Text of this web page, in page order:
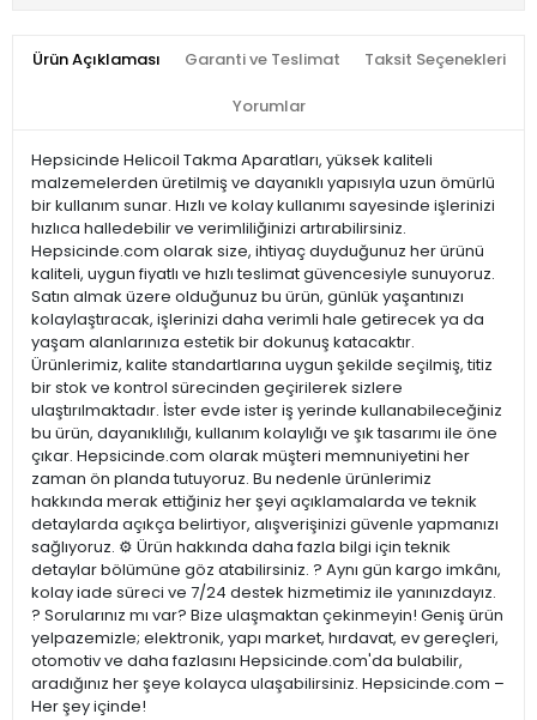
Ürün Açıklaması Garanti ve Teslimat Taksit Seçenekleri
Yorumlar
Hepsicinde Helicoil Takma Aparatları, yüksek kaliteli
malzemelerden üretilmiş ve dayanıklı yapısıyla uzun ömürlü
bir kullanım sunar. Hızlı ve kolay kullanımı sayesinde işlerinizi
hızlıca halledebilir ve verimliliğinizi artırabilirsiniz.
Hepsicinde.com olarak size, ihtiyaç duyduğunuz her ürünü
kaliteli, uygun fiyatlı ve hızlı teslimat güvencesiyle sunuyoruz.
Satın almak üzere olduğunuz bu ürün, günlük yaşantınızı
kolaylaştıracak, işlerinizi daha verimli hale getirecek ya da
yaşam alanlarınıza estetik bir dokunuş katacaktır.
Ürünlerimiz, kalite standartlarına uygun şekilde seçilmiş, titiz
bir stok ve kontrol sürecinden geçirilerek sizlere
ulaştırılmaktadır. İster evde ister iş yerinde kullanabileceğiniz
bu ürün, dayanıklılığı, kullanım kolaylığı ve şık tasarımı ile öne
çıkar. Hepsicinde.com olarak müşteri memnuniyetini her
zaman ön planda tutuyoruz. Bu nedenle ürünlerimiz
hakkında merak ettiğiniz her şeyi açıklamalarda ve teknik
detaylarda açıkça belirtiyor, alışverişinizi güvenle yapmanızı
sağlıyoruz. ⚙️ Ürün hakkında daha fazla bilgi için teknik
detaylar bölümüne göz atabilirsiniz. ? Aynı gün kargo imkânı,
kolay iade süreci ve 7/24 destek hizmetimiz ile yanınızdayız.
? Sorularınız mı var? Bize ulaşmaktan çekinmeyin! Geniş ürün
yelpazemizle; elektronik, yapı market, hırdavat, ev gereçleri,
otomotiv ve daha fazlasını Hepsicinde.com'da bulabilir,
aradığınız her şeye kolayca ulaşabilirsiniz. Hepsicinde.com –
Her şey içinde!